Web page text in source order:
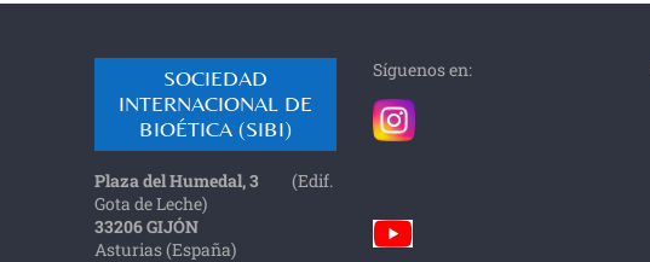
SOCIEDAD
INTERNACIONAL DE
BIOÉTICA (SIBI)
Plaza del Humedal, 3
(Edif.
Gota de Leche)
33206 GIJÓN
Asturias (España)
Síguenos en: